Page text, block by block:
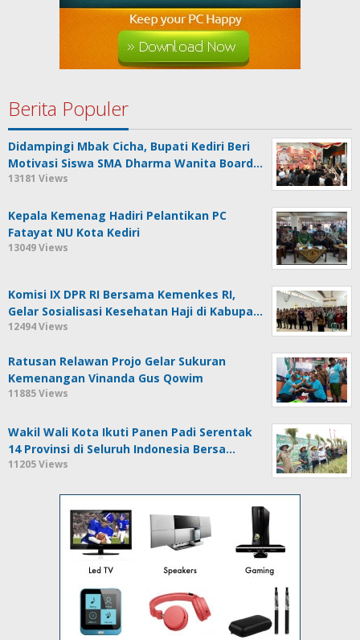
Berita Populer
Didampingi Mbak Cicha, Bupati Kediri Beri
Motivasi Siswa SMA Dharma Wanita Board…
13181 Views
Kepala Kemenag Hadiri Pelantikan PC
Fatayat NU Kota Kediri
13049 Views
Komisi IX DPR RI Bersama Kemenkes RI,
Gelar Sosialisasi Kesehatan Haji di Kabupa…
12494 Views
Ratusan Relawan Projo Gelar Sukuran
Kemenangan Vinanda Gus Qowim
11885 Views
Wakil Wali Kota Ikuti Panen Padi Serentak
14 Provinsi di Seluruh Indonesia Bersa…
11205 Views